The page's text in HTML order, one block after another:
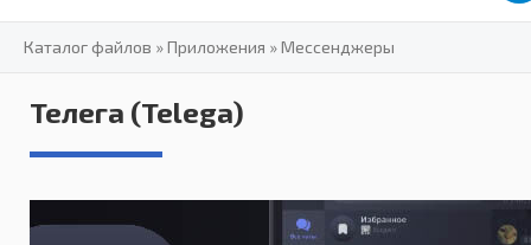
Каталог файлов »Приложения »Мессенджеры
Телега (Telega)